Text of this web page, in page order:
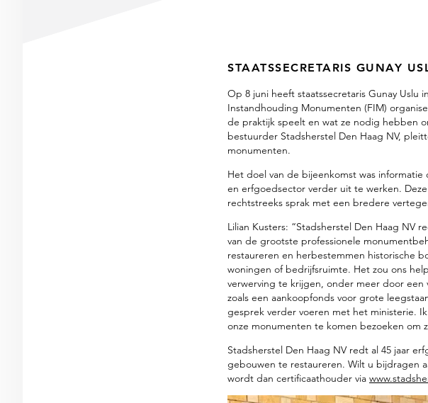
STAATSSECRETARIS GUNAY
Op 8 juni heeft staatssecretaris Gunay Uslu
Instandhouding Monumenten (FIM)
de praktijk speelt en wat ze nodig hebben
bestuurder Stadsherstel Den Haag NV,
monumenten.
Het doel van de bijeenkomst was
en erfgoedsector verder uit te werken.
rechtstreeks sprak met een bredere
Lilian Kusters: “Stadsherstel Den Haag NV
van de grootste professionele
restaureren en herbestemmen historische
woningen of bedrijfsruimte. Het zou ons
verwerving te krijgen, onder meer door
zoals een aankoopfonds voor grote
gesprek verder voeren met het ministerie.
onze monumenten te komen bezoeken om
Stadsherstel Den Haag NV redt al 45 jaar
gebouwen te restaureren. Wilt u bijdragen
wordt dan certificaathouder via